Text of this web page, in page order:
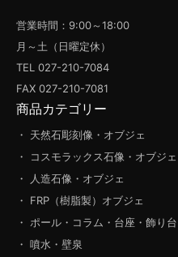
営業時間：9:00～18:00
月～土（日曜定休）
TEL 027-210-7084
FAX 027-210-7081
商品カテゴリー
・ 天然石彫刻像・オブジェ
・ コスモラックス石像・オブジェ
・ 人造石像・オブジェ
・ FRP（樹脂製）オブジェ
・ ポール・コラム・台座・飾り台
・ 噴水・壁泉